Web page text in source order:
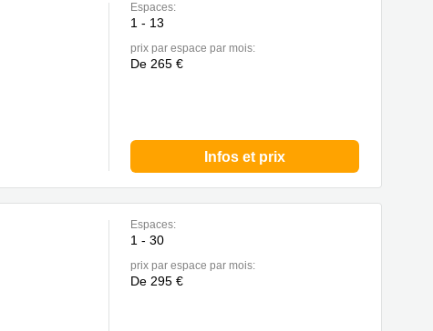
Espaces:
1 - 13
prix par espace par mois:
De 265 €
Infos et prix
Espaces:
1 - 30
prix par espace par mois:
De 295 €